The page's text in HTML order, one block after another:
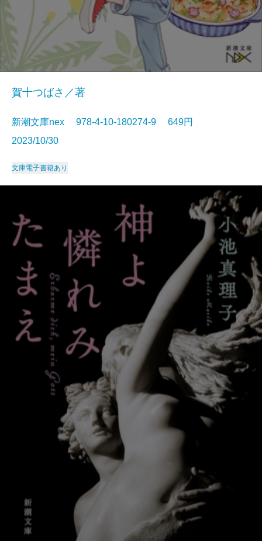
賀十つばさ／著
新潮文庫nex 978-4-10-180274-9 649円
2023/10/30
文庫電子書籍あり